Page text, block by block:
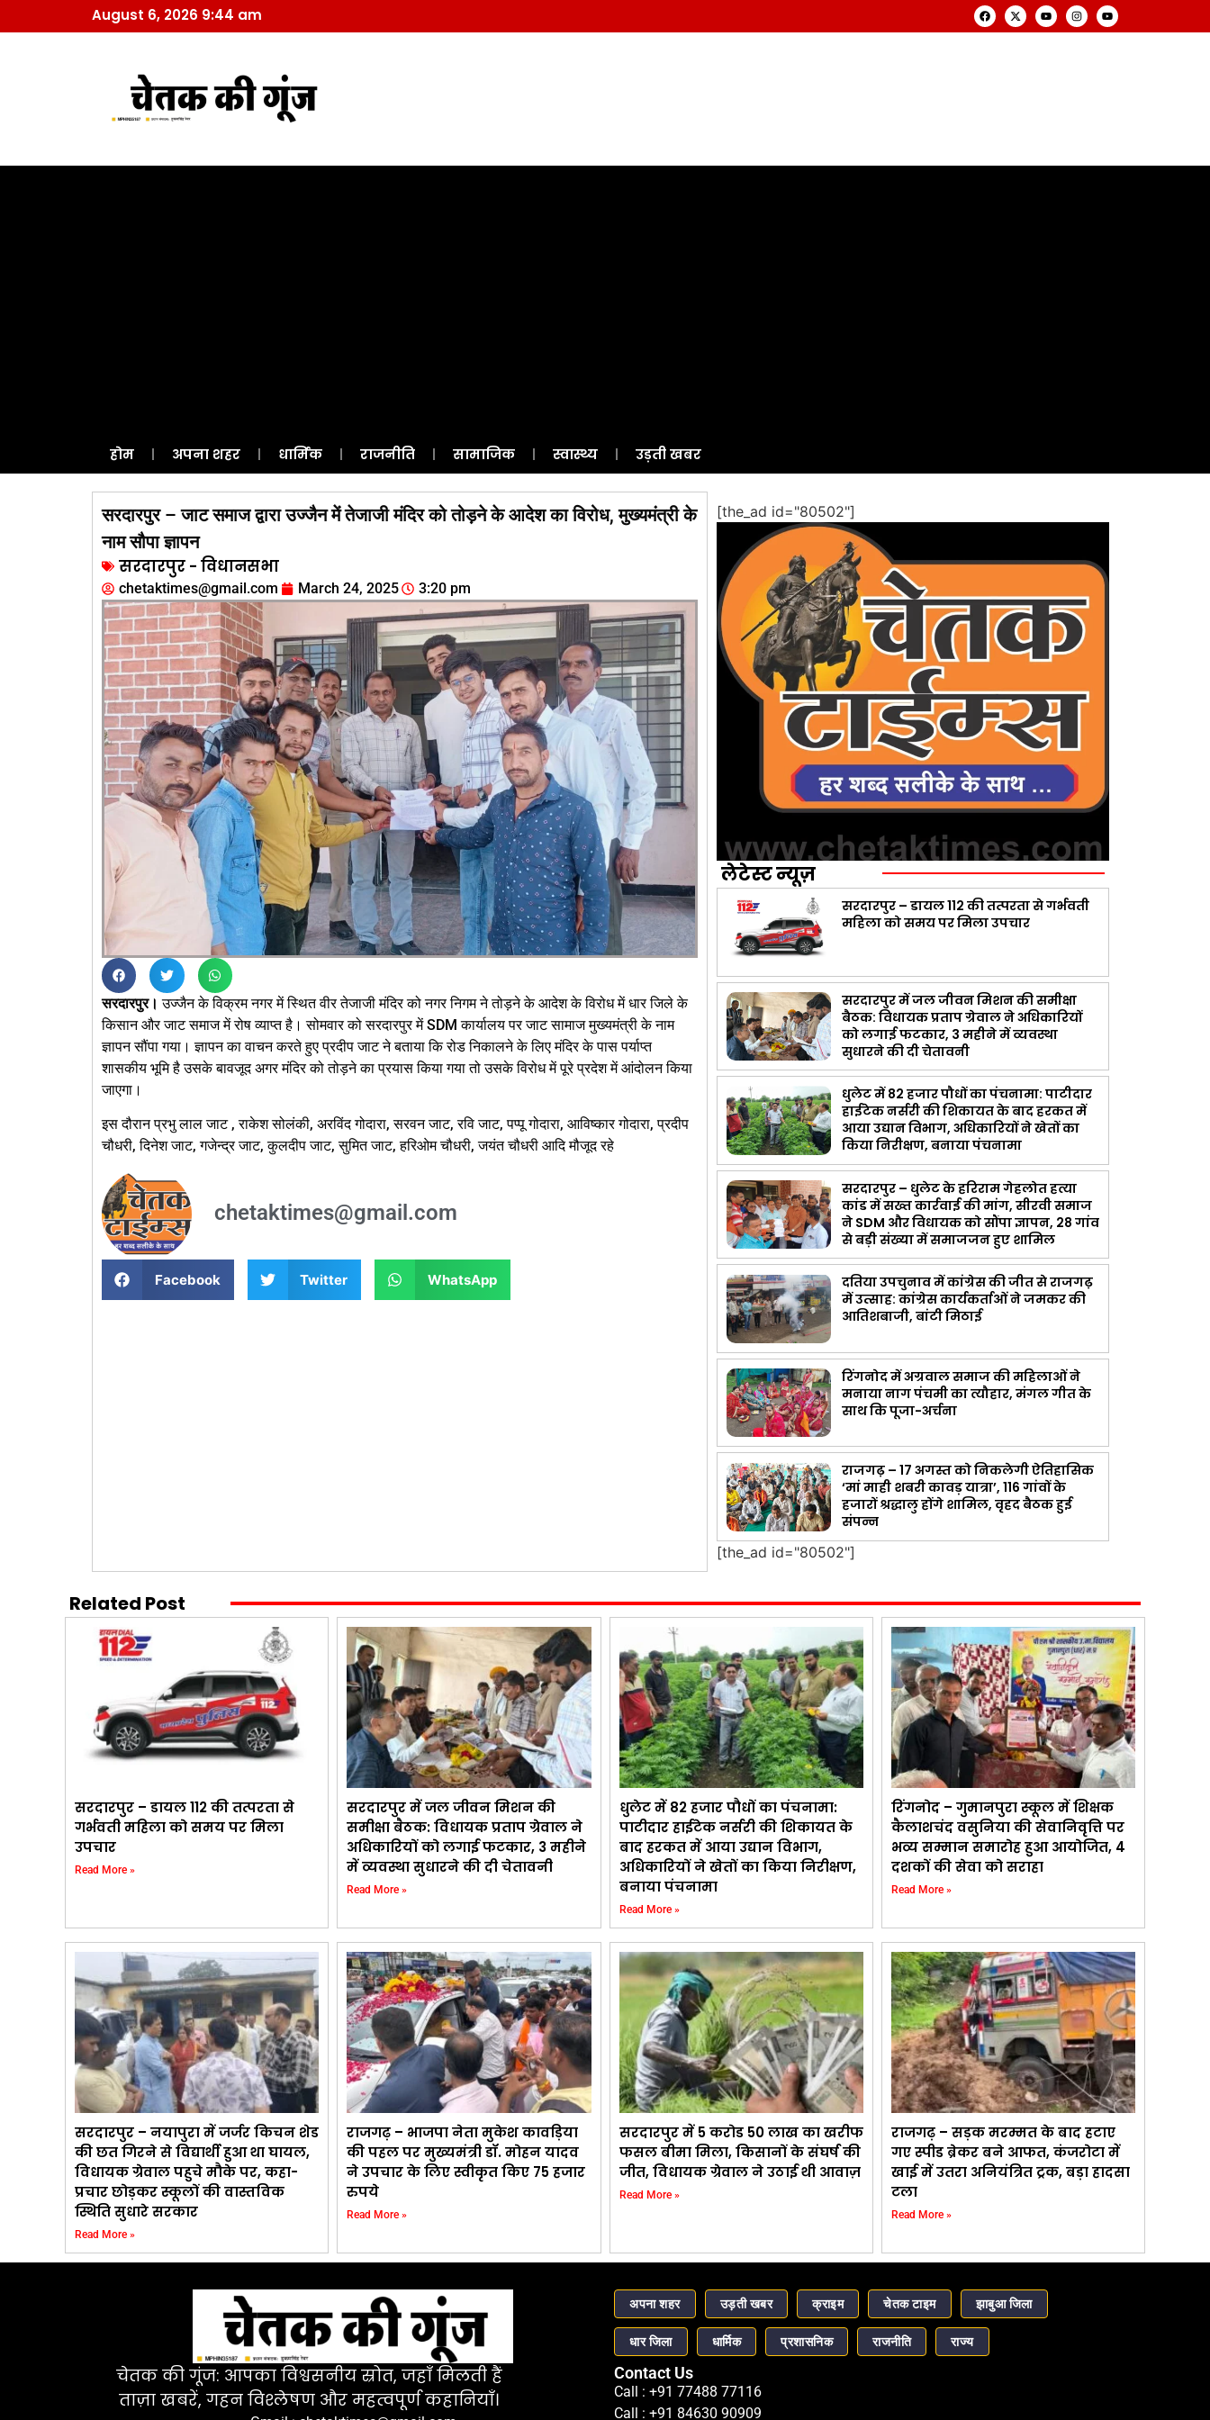
August 6, 2026 9:44 am
होम अपना शहर धार्मिक राजनीति सामाजिक स्वास्थ्य उड़ती खबर
सरदारपुर – जाट समाज द्वारा उज्जैन में तेजाजी मंदिर को तोड़ने के आदेश का विरोध, मुख्यमंत्री के
नाम सौपा ज्ञापन
सरदारपुर - विधानसभा
chetaktimes@gmail.com March 24, 2025 3:20 pm
सरदारपुर। उज्जैन के विक्रम नगर में स्थित वीर तेजाजी मंदिर को नगर निगम ने तोड़ने के आदेश के विरोध में धार जिले के
किसान और जाट समाज में रोष व्याप्त है। सोमवार को सरदारपुर में SDM कार्यालय पर जाट सामाज मुख्यमंत्री के नाम
ज्ञापन सौंपा गया। ज्ञापन का वाचन करते हुए प्रदीप जाट ने बताया कि रोड निकालने के लिए मंदिर के पास पर्याप्त
शासकीय भूमि है उसके बावजूद अगर मंदिर को तोड़ने का प्रयास किया गया तो उसके विरोध में पूरे प्रदेश में आंदोलन किया
जाएगा।
इस दौरान प्रभु लाल जाट , राकेश सोलंकी, अरविंद गोदारा, सरवन जाट, रवि जाट, पप्पू गोदारा, आविष्कार गोदारा, प्रदीप
चौधरी, दिनेश जाट, गजेन्द्र जाट, कुलदीप जाट, सुमित जाट, हरिओम चौधरी, जयंत चौधरी आदि मौजूद रहे
chetaktimes@gmail.com
Facebook Twitter WhatsApp
[the_ad id="80502"]
लेटेस्ट न्यूज़
सरदारपुर – डायल 112 की तत्परता से गर्भवती
महिला को समय पर मिला उपचार
सरदारपुर में जल जीवन मिशन की समीक्षा
बैठक: विधायक प्रताप ग्रेवाल ने अधिकारियों
को लगाई फटकार, 3 महीने में व्यवस्था
सुधारने की दी चेतावनी
धुलेट में 82 हजार पौधों का पंचनामा: पाटीदार
हाईटेक नर्सरी की शिकायत के बाद हरकत में
आया उद्यान विभाग, अधिकारियों ने खेतों का
किया निरीक्षण, बनाया पंचनामा
सरदारपुर – धुलेट के हरिराम गेहलोत हत्या
कांड में सख्त कार्रवाई की मांग, सीरवी समाज
ने SDM और विधायक को सौंपा ज्ञापन, 28 गांव
से बड़ी संख्या में समाजजन हुए शामिल
दतिया उपचुनाव में कांग्रेस की जीत से राजगढ़
में उत्साह: कांग्रेस कार्यकर्ताओं ने जमकर की
आतिशबाजी, बांटी मिठाई
रिंगनोद में अग्रवाल समाज की महिलाओं ने
मनाया नाग पंचमी का त्यौहार, मंगल गीत के
साथ कि पूजा-अर्चना
राजगढ़ – 17 अगस्त को निकलेगी ऐतिहासिक
‘मां माही शबरी कावड़ यात्रा’, 116 गांवों के
हजारों श्रद्धालु होंगे शामिल, वृहद बैठक हुई
संपन्न
[the_ad id="80502"]
Related Post
सरदारपुर – डायल 112 की तत्परता से
गर्भवती महिला को समय पर मिला
उपचार
Read More »
सरदारपुर में जल जीवन मिशन की
समीक्षा बैठक: विधायक प्रताप ग्रेवाल ने
अधिकारियों को लगाई फटकार, 3 महीने
में व्यवस्था सुधारने की दी चेतावनी
Read More »
धुलेट में 82 हजार पौधों का पंचनामा:
पाटीदार हाईटेक नर्सरी की शिकायत के
बाद हरकत में आया उद्यान विभाग,
अधिकारियों ने खेतों का किया निरीक्षण,
बनाया पंचनामा
Read More »
रिंगनोद – गुमानपुरा स्कूल में शिक्षक
कैलाशचंद वसुनिया की सेवानिवृत्ति पर
भव्य सम्मान समारोह हुआ आयोजित, 4
दशकों की सेवा को सराहा
Read More »
सरदारपुर – नयापुरा में जर्जर किचन शेड
की छत गिरने से विद्यार्थी हुआ था घायल,
विधायक ग्रेवाल पहुचे मौके पर, कहा-
प्रचार छोड़कर स्कूलों की वास्तविक
स्थिति सुधारे सरकार
Read More »
राजगढ़ – भाजपा नेता मुकेश कावड़िया
की पहल पर मुख्यमंत्री डॉ. मोहन यादव
ने उपचार के लिए स्वीकृत किए 75 हजार
रुपये
Read More »
सरदारपुर में 5 करोड 50 लाख का खरीफ
फसल बीमा मिला, किसानों के संघर्ष की
जीत, विधायक ग्रेवाल ने उठाई थी आवाज़
Read More »
राजगढ़ – सड़क मरम्मत के बाद हटाए
गए स्पीड ब्रेकर बने आफत, कंजरोटा में
खाई में उतरा अनियंत्रित ट्रक, बड़ा हादसा
टला
Read More »
चेतक की गूंज: आपका विश्वसनीय स्रोत, जहाँ मिलती हैं
ताज़ा खबरें, गहन विश्लेषण और महत्वपूर्ण कहानियाँ।
अपना शहर उड़ती खबर क्राइम चेतक टाइम झाबुआ जिला
धार जिला धार्मिक प्रशासनिक राजनीति राज्य
Contact Us
Call : +91 77488 77116
Call : +91 84630 90909